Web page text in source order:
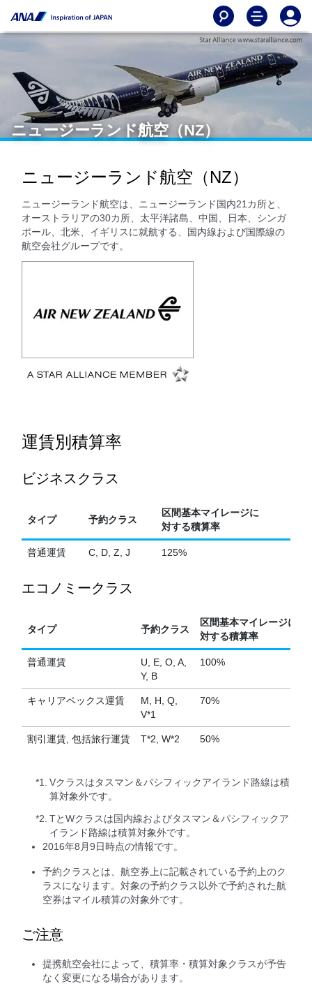
ニュージーランド航空（NZ）
ニュージーランド航空（NZ）
ニュージーランド航空は、ニュージーランド国内21カ所と、
オーストラリアの30カ所、太平洋諸島、中国、日本、シンガ
ポール、北米、イギリスに就航する、国内線および国際線の
航空会社グループです。
運賃別積算率
ビジネスクラス
タイプ 予約クラス
区間基本マイレージに
対する積算率
普通運賃 C, D, Z, J 125%
エコノミークラス
タイプ 予約クラス
区間基本マイレージに
対する積算率
普通運賃
U, E, O, A,
Y, B
100%
キャリアペックス運賃
M, H, Q,
V*1
70%
割引運賃, 包括旅行運賃 T*2, W*2 50%
*1.
Vクラスはタスマン＆パシフィックアイランド路線は積
算対象外です。
*2. TとWクラスは国内線およびタスマン＆パシフィックア
イランド路線は積算対象外です。
2016年8月9日時点の情報です。
予約クラスとは、航空券上に記載されている予約上のク
ラスになります。対象の予約クラス以外で予約された航
空券はマイル積算の対象外です。
ご注意
提携航空会社によって、積算率・積算対象クラスが予告
なく変更になる場合があります。